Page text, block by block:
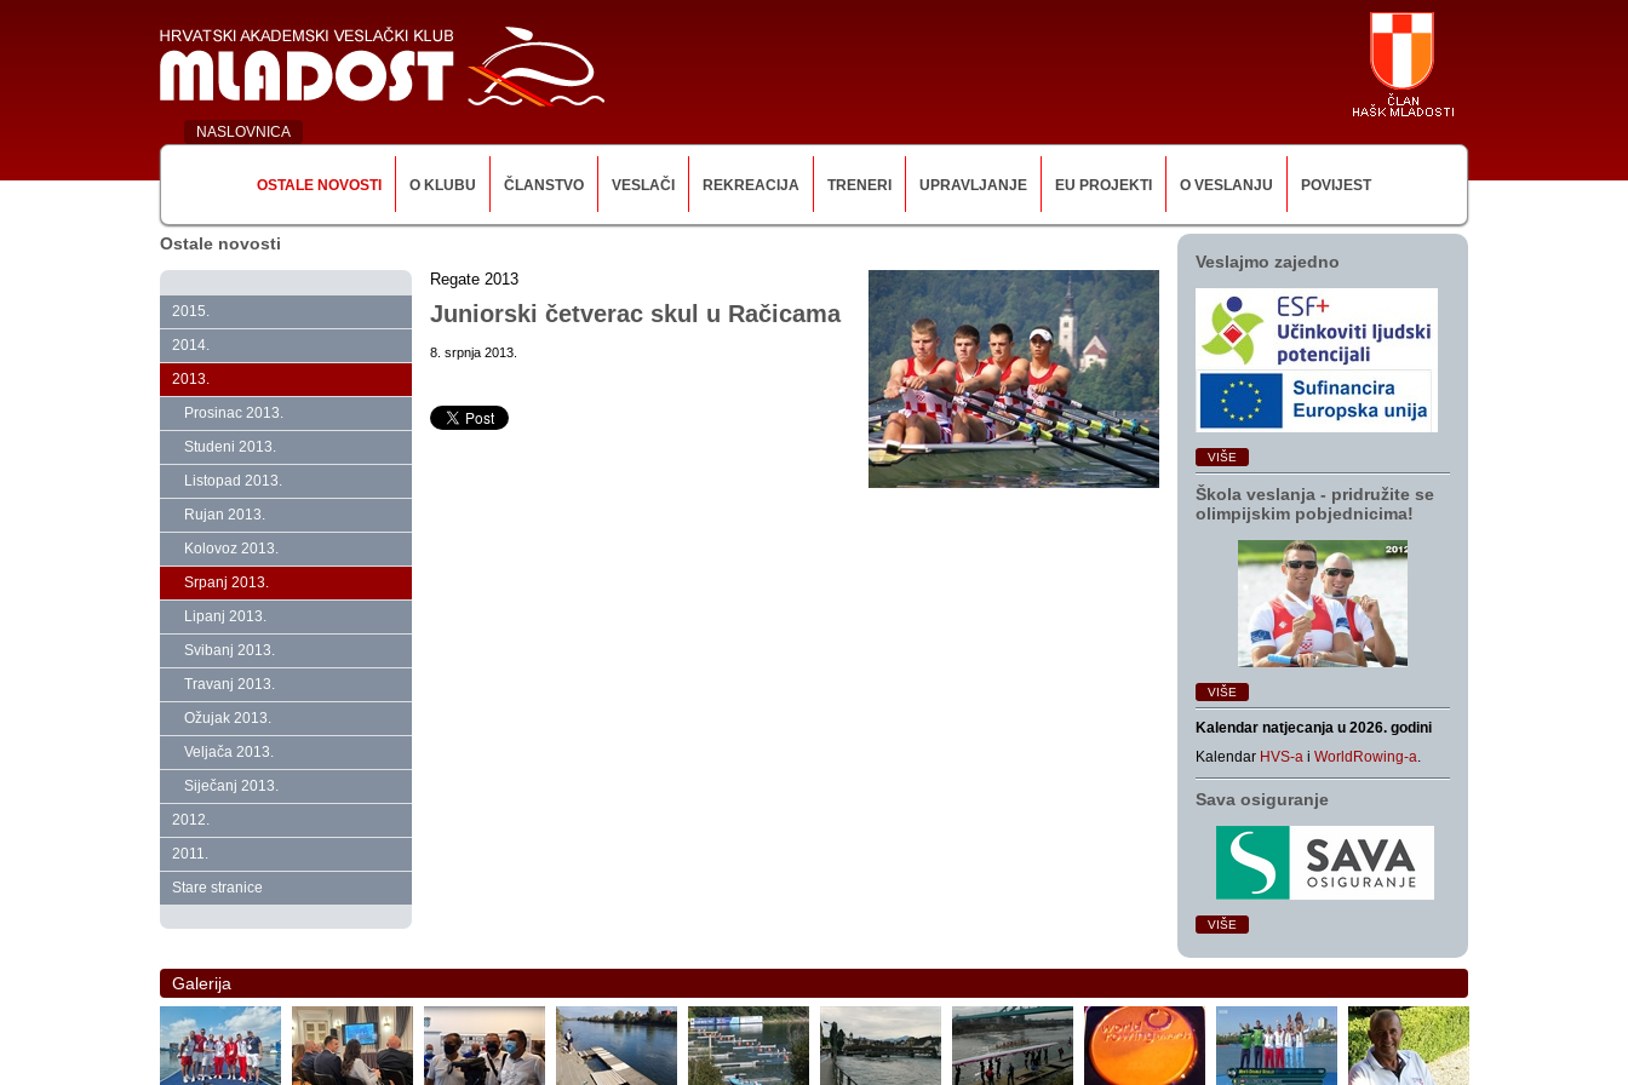
NASLOVNICA
OSTALE NOVOSTI O KLUBU ČLANSTVO VESLAČI REKREACIJA TRENERI UPRAVLJANJE EU PROJEKTI O VESLANJU POVIJEST
Ostale novosti
2015.
2014.
2013.
Prosinac 2013.
Studeni 2013.
Listopad 2013.
Rujan 2013.
Kolovoz 2013.
Srpanj 2013.
Lipanj 2013.
Svibanj 2013.
Travanj 2013.
Ožujak 2013.
Veljača 2013.
Siječanj 2013.
2012.
2011.
Stare stranice
Regate 2013
Juniorski četverac skul u Račicama
8. srpnja 2013.
Veslajmo zajedno
VIŠE
Škola veslanja ‑ pridružite se
olimpijskim pobjednicima!
VIŠE
Kalendar natjecanja u 2026. godini
Kalendar HVS-a i WorldRowing-a.
Sava osiguranje
VIŠE
Galerija